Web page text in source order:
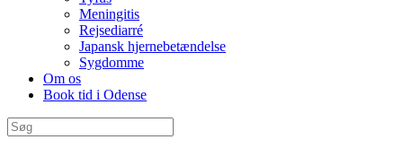
Meningitis
Rejsediarré
Japansk hjernebetændelse
Sygdomme
Om os
Book tid i Odense